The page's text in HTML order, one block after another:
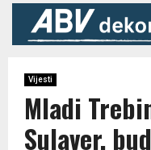
MENU
Vijesti
Mladi
Sulaver,